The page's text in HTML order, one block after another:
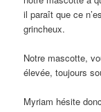
il paraît que ce
grincheux.
Notre mascotte,
élevée, toujours
Myriam hésite